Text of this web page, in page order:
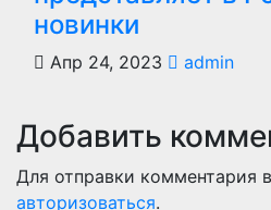
новинки
Апр 24, 2023 admin
Добавить
Для отправки комментария
авторизоваться.